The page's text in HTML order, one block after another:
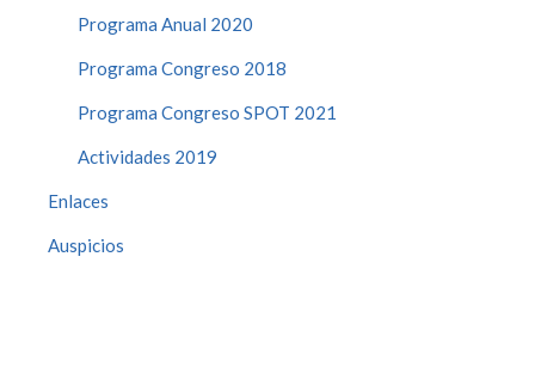
Programa Anual 2020
Programa Congreso 2018
Programa Congreso SPOT 2021
Actividades 2019
Enlaces
Auspicios